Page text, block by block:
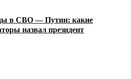
в СВО — Путин: какие
назвал президент